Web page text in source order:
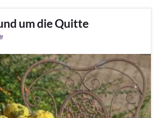
um die Quitte